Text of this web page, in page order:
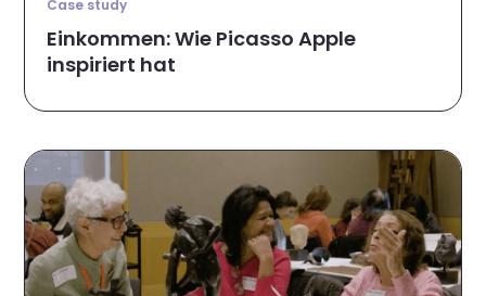
Case study
Einkommen: Wie Picasso Apple
inspiriert hat